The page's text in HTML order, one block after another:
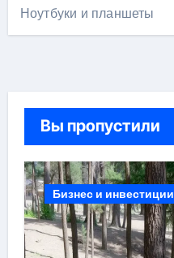
Ноутбуки и планшеты
Вы пропустили
Бизнес и инвестиции